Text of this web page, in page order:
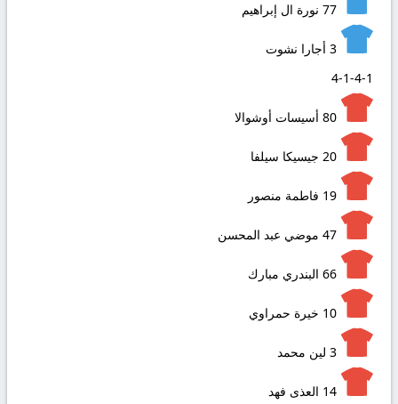
77 نورة ال إبراهيم
3 أجارا نشوت
4-1-4-1
80 أسيسات أوشوالا
20 جيسيكا سيلفا
19 فاطمة منصور
47 موضي عبد المحسن
66 البندري مبارك
10 خيرة حمراوي
3 لين محمد
14 العذى فهد